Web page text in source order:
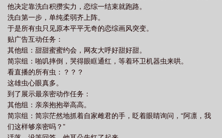
他决定靠洗白积攒实力，恋综一结束就跑路。
洗白第一步，单纯柔弱齐上阵。
于是所有虫只见原本平平无奇的恋综画风突变。
贴广告互动任务：
其他组：甜甜蜜蜜约会，网友大呼好甜好甜。
简宗组：啪叽摔倒，哭得眼眶通红，等着环卫机器虫来哄。
看直播的所有虫：？？？
这雄虫心眼真多。
到了展示最亲密动作任务：
其他组：亲亲抱抱举高高。
简宗组：简宗茫然地抓着自家雌君的手，眨着眼睛询问，“阿凛，我
们这样够亲密吗？”